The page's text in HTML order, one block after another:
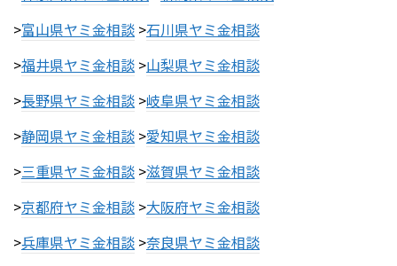
>富山県ヤミ金相談 >石川県ヤミ金相談
>福井県ヤミ金相談 >山梨県ヤミ金相談
>長野県ヤミ金相談 >岐阜県ヤミ金相談
>静岡県ヤミ金相談 >愛知県ヤミ金相談
>三重県ヤミ金相談 >滋賀県ヤミ金相談
>京都府ヤミ金相談 >大阪府ヤミ金相談
>兵庫県ヤミ金相談 >奈良県ヤミ金相談